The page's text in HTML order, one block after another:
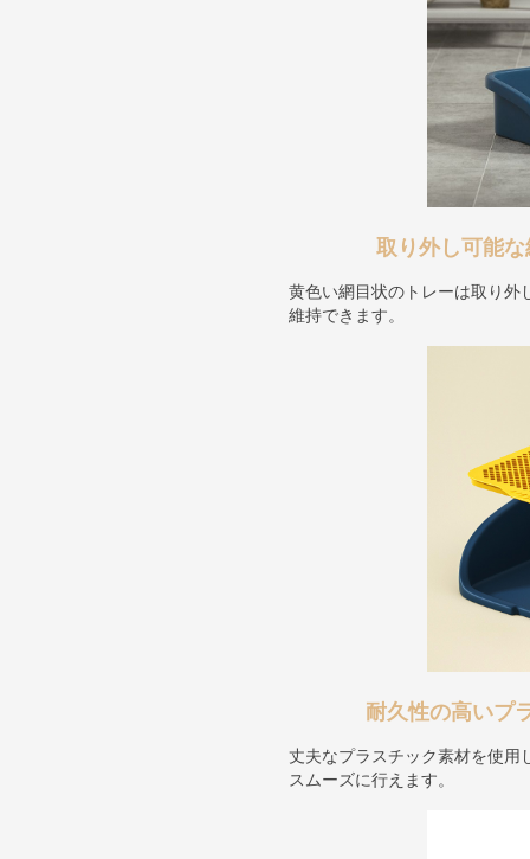
取り外し可能
黄色い網目状のトレーは取り外
維持できます。
耐久性の高いプ
丈夫なプラスチック素材を使用
スムーズに行えます。